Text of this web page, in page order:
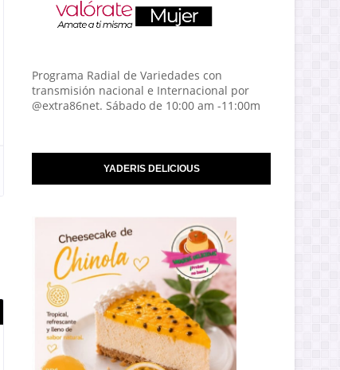
Programa Radial de Variedades con
transmisión nacional e Internacional por
@extra86net. Sábado de 10:00 am -11:00m
YADERIS DELICIOUS